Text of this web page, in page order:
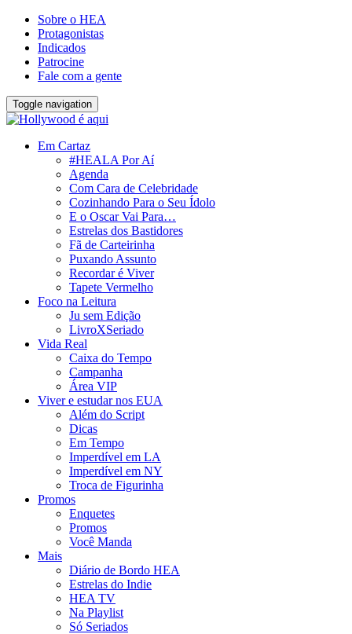
Sobre o HEA
Protagonistas
Indicados
Patrocine
Fale com a gente
Toggle navigation
Em Cartaz
#HEALA Por Aí
Agenda
Com Cara de Celebridade
Cozinhando Para o Seu Ídolo
E o Oscar Vai Para…
Estrelas dos Bastidores
Fã de Carteirinha
Puxando Assunto
Recordar é Viver
Tapete Vermelho
Foco na Leitura
Ju sem Edição
LivroXSeriado
Vida Real
Caixa do Tempo
Campanha
Área VIP
Viver e estudar nos EUA
Além do Script
Dicas
Em Tempo
Imperdível em LA
Imperdível em NY
Troca de Figurinha
Promos
Enquetes
Promos
Você Manda
Mais
Diário de Bordo HEA
Estrelas do Indie
HEA TV
Na Playlist
Só Seriados